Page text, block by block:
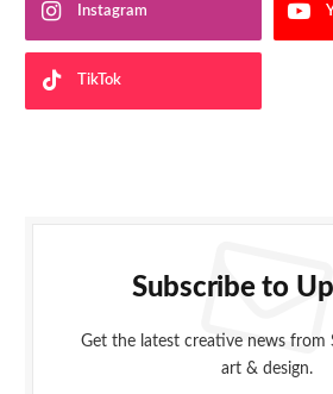
Instagram
TikTok
Subscribe to
Get the latest creative news from
art & design.